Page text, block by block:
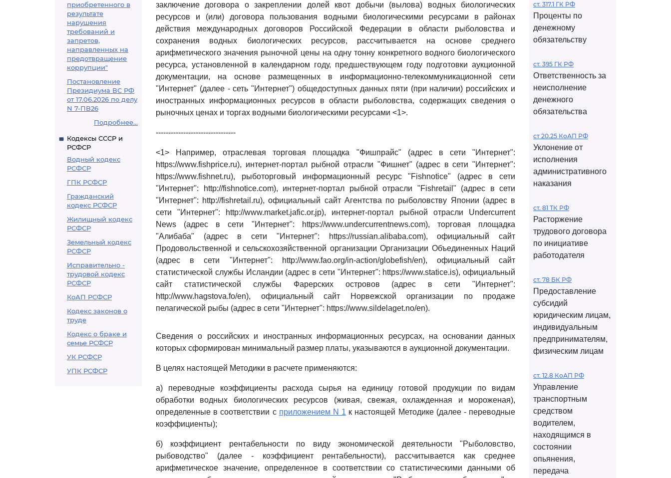
приобретенного в
результате
нарушения
требований и
запретов,
направленных на
предотвращение
коррупции"
Постановление
Президиума ВС РФ
от 17.06.2026 по делу
N 7-ПВ26
Подробнее...
Кодексы СССР и
РСФСР
Водный кодекс
РСФСР
ГПК РСФСР
Гражданский
кодекс РСФСР
Жилищный кодекс
РСФСР
Земельный кодекс
РСФСР
Исправительно -
трудовой кодекс
РСФСР
КоАП РСФСР
Кодекс законов о
труде
Кодекс о браке и
семье РСФСР
УК РСФСР
УПК РСФСР
заключение договора о закреплении долей квот добычи (вылова) водных биологических
ресурсов и (или) договора пользования водными биологическими ресурсами в районах
действия международных договоров Российской Федерации в области рыболовства и
сохранения водных биологических ресурсов, рассчитывается на основе среднего
арифметического значения рыночной цены на одну тонну конкретного водного биологического
ресурса, установленной в календарном году, предшествующем году подготовки аукционной
документации, на основе размещенных в информационно-телекоммуникационной сети
"Интернет" (далее - сеть "Интернет") общедоступных данных пяти (при наличии) российских и
иностранных информационных ресурсов в области рыболовства, содержащих сведения о
рыночных ценах и торгах водными биологическими ресурсами <1>.
--------------------------------
<1> Например, отраслевая торговая площадка "Фишпрайс" (адрес в сети "Интернет":
https://www.fishprice.ru), интернет-портал рыбной отрасли "Фишнет" (адрес в сети "Интернет":
https://www.fishnet.ru), рыботорговый информационный ресурс "Fishnotice" (адрес в сети
"Интернет": http://fishnotice.com), интернет-портал рыбной отрасли "Fishretail" (адрес в сети
"Интернет": http://fishretail.ru), официальный сайт Агентства по рыболовству Японии (адрес в
сети "Интернет": http://www.market.jafic.or.jp), интернет-портал рыбной отрасли Undercurrent
News (адрес в сети "Интернет": https://www.undercurrentnews.com), торговая площадка
"Алибаба" (адрес в сети "Интернет": https://russian.alibaba.com), официальный сайт
Продовольственной и сельскохозяйственной организации Организации Объединенных Наций
(адрес в сети "Интернет": http://www.fao.org/in-action/globefish/en), официальный сайт
статистической службы Исландии (адрес в сети "Интернет": https://www.statice.is), официальный
сайт статистической службы Фарерских островов (адрес в сети "Интернет":
http://www.hagstova.fo/en), официальный сайт Норвежской организации по продаже
пелагической рыбы (адрес в сети "Интернет": https://www.sildelaget.no/en).
Сведения о российских и иностранных информационных ресурсах, на основании данных
которых сформирован минимальный размер платы, указываются в аукционной документации.
В целях настоящей Методики в расчете применяются:
а) переводные коэффициенты расхода сырья на единицу готовой продукции по видам
обработки водных биологических ресурсов (живая, свежая, охлажденная и мороженая),
определенные в соответствии с приложением N 1 к настоящей Методике (далее - переводные
коэффициенты);
б) коэффициент рентабельности по виду экономической деятельности "Рыболовство,
рыбоводство" (далее - коэффициент рентабельности), рассчитывается как среднее
арифметическое значение, определенное в соответствии со статистическими данными об
ст. 317.1 ГК РФ
Проценты по
денежному
обязательству
ст. 395 ГК РФ
Ответственность за
неисполнение
денежного
обязательства
ст 20.25 КоАП РФ
Уклонение от
исполнения
административного
наказания
ст. 81 ТК РФ
Расторжение
трудового договора
по инициативе
работодателя
ст. 78 БК РФ
Предоставление
субсидий
юридическим лицам,
индивидуальным
предпринимателям,
физическим лицам
ст. 12.8 КоАП РФ
Управление
транспортным
средством
водителем,
находящимся в
состоянии
опьянения,
передача